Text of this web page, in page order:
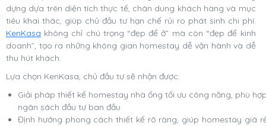
dựng dựa trên diện tích thực tế, chân dung khách hàng và mục
tiêu khai thác, giúp chủ đầu tư hạn chế rủi ro phát sinh chi phí.
KenKasa không chỉ chú trọng “đẹp để ở” mà còn “đẹp để kinh
doanh”, tạo ra những không gian homestay dễ vận hành và dễ
thu hút khách.
Lựa chọn KenKasa, chủ đầu tư sẽ nhận được:
Giải pháp thiết kế homestay nhà ống tối ưu công năng, phù
ngân sách đầu tư ban đầu
Định hướng phong cách thiết kế rõ ràng, giúp homestay giá